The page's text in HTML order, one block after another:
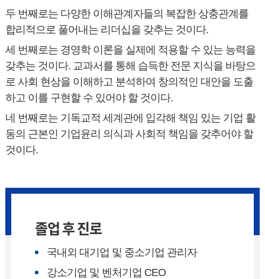
두 번째로는 다양한 이해관계자들의 복잡한 상충관계를
합리적으로 풀어내는 리더십을 갖추는 것이다.
세 번째로는 경영학 이론을 실제에 적용할 수 있는 능력을
갖추는 것이다. 교과서를 통해 습득한 전문 지식을 바탕으
로 사회 현상을 이해하고 분석하여 창의적인 대안을 도출
하고 이를 구현할 수 있어야 할 것이다.
네 번째로는 기독교적 세계관에 입각해 책임 있는 기업 활
동의 근본인 기업윤리 의식과 사회적 책임을 갖추어야 할
것이다.
졸업 후 진로
국내외 대기업 및 중소기업 관리자
강소기업 및 벤처기업 CEO